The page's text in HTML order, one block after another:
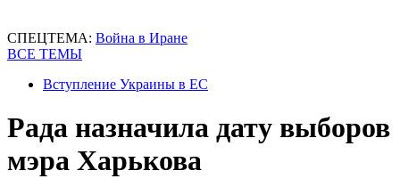
СПЕЦТЕМА: Война в Иране
ВСЕ ТЕМЫ
Вступление Украины в ЕС
Рада назначила дату выборов
мэра Харькова